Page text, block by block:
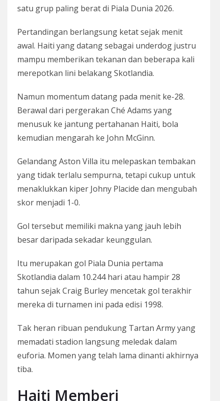
satu grup paling berat di Piala Dunia 2026.
Pertandingan berlangsung ketat sejak menit
awal. Haiti yang datang sebagai underdog justru
mampu memberikan tekanan dan beberapa kali
merepotkan lini belakang Skotlandia.
Namun momentum datang pada menit ke-28.
Berawal dari pergerakan Ché Adams yang
menusuk ke jantung pertahanan Haiti, bola
kemudian mengarah ke John McGinn.
Gelandang Aston Villa itu melepaskan tembakan
yang tidak terlalu sempurna, tetapi cukup untuk
menaklukkan kiper Johny Placide dan mengubah
skor menjadi 1-0.
Gol tersebut memiliki makna yang jauh lebih
besar daripada sekadar keunggulan.
Itu merupakan gol Piala Dunia pertama
Skotlandia dalam 10.244 hari atau hampir 28
tahun sejak Craig Burley mencetak gol terakhir
mereka di turnamen ini pada edisi 1998.
Tak heran ribuan pendukung Tartan Army yang
memadati stadion langsung meledak dalam
euforia. Momen yang telah lama dinanti akhirnya
tiba.
Haiti Memberi